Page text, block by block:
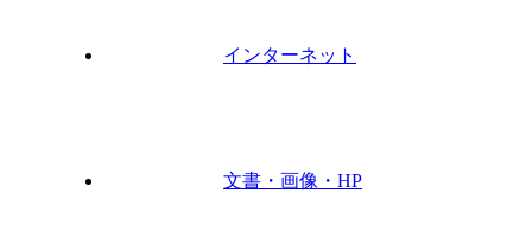
インターネット
文書・画像・HP